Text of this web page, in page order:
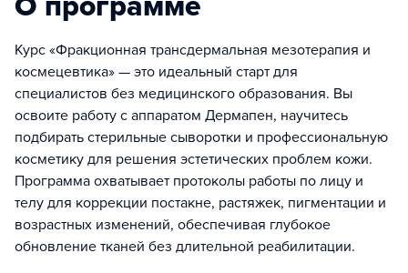
Курс «Фракционная трансдермальная мезотерапия и
космецевтика» — это идеальный старт для
специалистов без медицинского образования. Вы
освоите работу с аппаратом Дермапен, научитесь
подбирать стерильные сыворотки и профессиональную
косметику для решения эстетических проблем кожи.
Программа охватывает протоколы работы по лицу и
телу для коррекции постакне, растяжек, пигментации и
возрастных изменений, обеспечивая глубокое
обновление тканей без длительной реабилитации.